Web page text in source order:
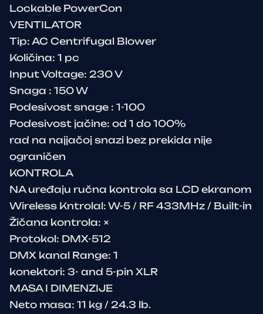
Lockable PowerCon
VENTILATOR
Tip: AC Centrifugal Blower
Količina: 1 pc
Input Voltage: 230 V
Snaga : 150 W
Podesivost snage : 1-100
Podesivost jačine: od 1 do 100%
rad na najjačoj snazi bez prekida nije
ograničen
KONTROLA
NA uređaju ručna kontrola sa LCD ekranom
Wireless Kntrolal: W-5 / RF 433MHz / Built-in
Žičana kontrola: ×
Protokol: DMX-512
DMX kanal Range: 1
konektori: 3- and 5-pin XLR
MASA I DIMENZIJE
Neto masa: 11 kg / 24.3 lb.